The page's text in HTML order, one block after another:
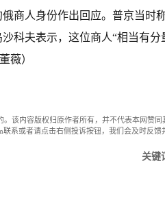
商人身份作出回应。普京当时
科夫表示，这位商人“相当有分
薇）
该内容版权归原作者所有，并不代表本网赞
系或者请点击右侧投诉按钮，我们会及时反馈
关键